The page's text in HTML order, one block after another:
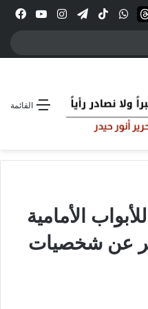
انستقرامتيلقرام‫TikTokواتسابthreads
القائمة
للأبواب الأمامية
عن شخصيات